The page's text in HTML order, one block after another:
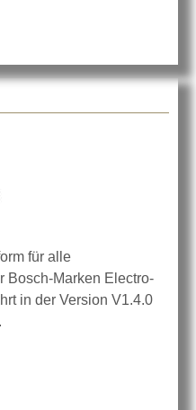
für alle
Bosch-Marken Electro-
in der Version V1.4.0
.